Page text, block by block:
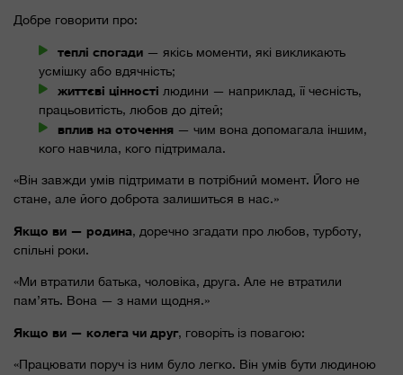
Добре говорити про:
теплі спогади — якісь моменти, які викликають
усмішку або вдячність;
життєві цінності людини — наприклад, її чесність,
працьовитість, любов до дітей;
вплив на оточення — чим вона допомагала іншим,
кого навчила, кого підтримала.
«Він завжди умів підтримати в потрібний момент. Його не
стане, але його доброта залишиться в нас.»
Якщо ви — родина, доречно згадати про любов, турботу,
спільні роки.
«Ми втратили батька, чоловіка, друга. Але не втратили
пам’ять. Вона — з нами щодня.»
Якщо ви — колега чи друг, говоріть із повагою:
«Працювати поруч із ним було легко. Він умів бути людиною